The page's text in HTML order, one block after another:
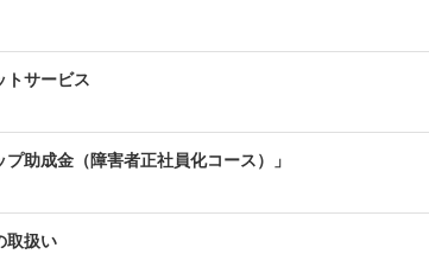
サービス
助成金（障害者正社員化コース）」
取扱い